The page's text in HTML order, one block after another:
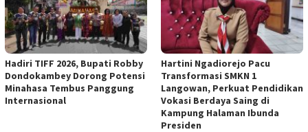
Hadiri TIFF 2026, Bupati Robby
Dondokambey Dorong Potensi
Minahasa Tembus Panggung
Internasional
Hartini Ngadiorejo Pacu
Transformasi SMKN 1
Langowan, Perkuat Pendidikan
Vokasi Berdaya Saing di
Kampung Halaman Ibunda
Presiden